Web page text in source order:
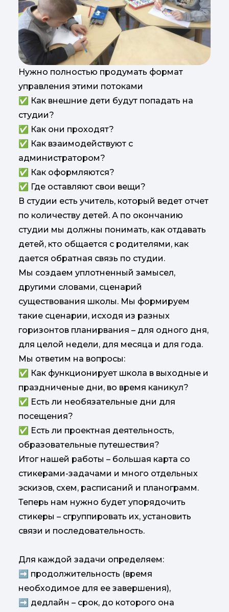
Нужно полностью продумать формат
управления этими потоками
✅ Как внешние дети будут попадать на
студии?
✅ Как они проходят?
✅ Как взаимодействуют с
администратором?
✅ Как оформляются?
✅ Где оставляют свои вещи?
В студии есть учитель, который ведет отчет
по количеству детей. А по окончанию
студии мы должны понимать, как отдавать
детей, кто общается с родителями, как
дается обратная связь по студии.
Мы создаем уплотненный замысел,
другими словами, сценарий
существования школы. Мы формируем
такие сценарии, исходя из разных
горизонтов планирвания – для одного дня,
для целой недели, для месяца и для года.
Мы ответим на вопросы:
✅ Как функционирует школа в выходные и
праздниченые дни, во время каникул?
✅ Есть ли необязательные дни для
посещения?
✅ Есть ли проектная деятельность,
образовательные путешествия?
Итог нашей работы – большая карта со
стикерами-задачами и много отдельных
эскизов, схем, расписаний и планограмм.
Теперь нам нужно будет упорядочить
стикеры – сгруппировать их, установить
связи и последовательность.
Для каждой задачи определяем:
➡️ продолжительность (время
необходимое для ее завершения),
➡️ дедлайн – срок, до которого она